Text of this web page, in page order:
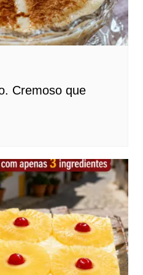
Cremoso que